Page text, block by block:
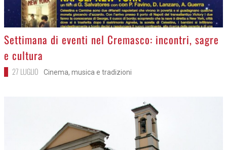
>
Settimana di eventi nel Cremasco: incontri, sagre
e cultura
27 LUGLIO Cinema, musica e tradizioni